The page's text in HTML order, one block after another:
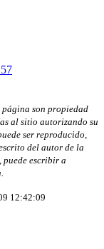
son propiedad
al sitio autorizando su
ser reproducido,
del autor de la
escribir a
12:42:09